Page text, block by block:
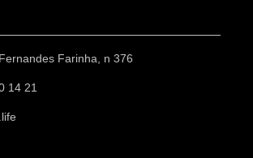
Farinha, n 376
14 21